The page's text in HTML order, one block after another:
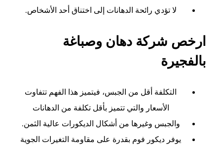
لا تؤدي رائحة الدهانات إلى اختناق أحد الأشخاص.
ارخص شركة دهان وصباغة
بالفجيرة
التكلفة أقل من الجبس، فيتميز هذا الفهم تتفاوت
الأسعار والتي تتميز بأقل تكلفة من الدهانات
والجبس وغيرها من أشكال الديكورات عالية الثمن.
يوفر ديكور فوم بقدرة على مقاومة التغيرات الجوية